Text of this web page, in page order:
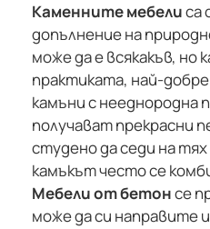
Каменните мебелиса
допълнение на
може да е всякакъв, но
практиката, най-
камъни с нееднородна
получават прекрасни
студено да седи на
камъкът често се
Мебели от бетонсе
може да си направите